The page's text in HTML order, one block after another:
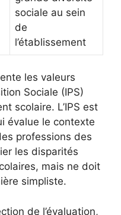
sociale au sein
de
l’établissement
les valeurs
Sociale (IPS)
scolaire. L’IPS est
évalue le contexte
professions des
les disparités
mais ne doit
simpliste.
de l’évaluation,